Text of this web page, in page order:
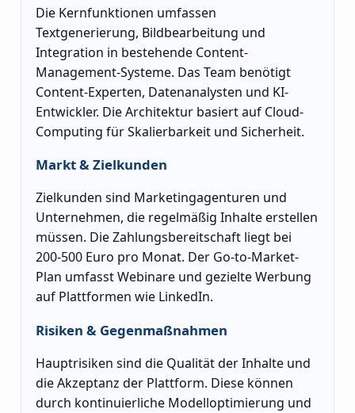
Die Kernfunktionen umfassen
Textgenerierung, Bildbearbeitung und
Integration in bestehende Content-
Management-Systeme. Das Team benötigt
Content-Experten, Datenanalysten und KI-
Entwickler. Die Architektur basiert auf Cloud-
Computing für Skalierbarkeit und Sicherheit.
Markt & Zielkunden
Zielkunden sind Marketingagenturen und
Unternehmen, die regelmäßig Inhalte erstellen
müssen. Die Zahlungsbereitschaft liegt bei
200-500 Euro pro Monat. Der Go-to-Market-
Plan umfasst Webinare und gezielte Werbung
auf Plattformen wie LinkedIn.
Risiken & Gegenmaßnahmen
Hauptrisiken sind die Qualität der Inhalte und
die Akzeptanz der Plattform. Diese können
durch kontinuierliche Modelloptimierung und